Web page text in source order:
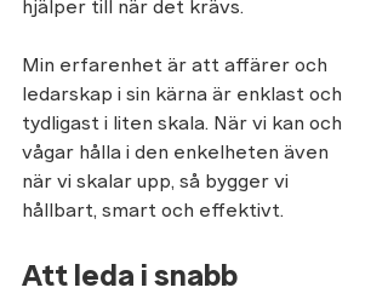
hjälper till när det krävs.
Min erfarenhet är att affärer och
ledarskap i sin kärna är enklast och
tydligast i liten skala. När vi kan och
vågar hålla i den enkelheten även
när vi skalar upp, så bygger vi
hållbart, smart och effektivt.
Att leda i snabb